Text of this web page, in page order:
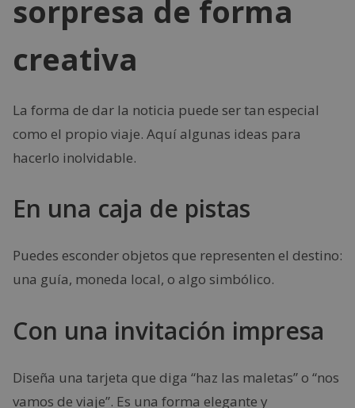
sorpresa de forma
creativa
La forma de dar la noticia puede ser tan especial
como el propio viaje. Aquí algunas ideas para
hacerlo inolvidable.
En una caja de pistas
Puedes esconder objetos que representen el destino:
una guía, moneda local, o algo simbólico.
Con una invitación impresa
Diseña una tarjeta que diga “haz las maletas” o “nos
vamos de viaje”. Es una forma elegante y